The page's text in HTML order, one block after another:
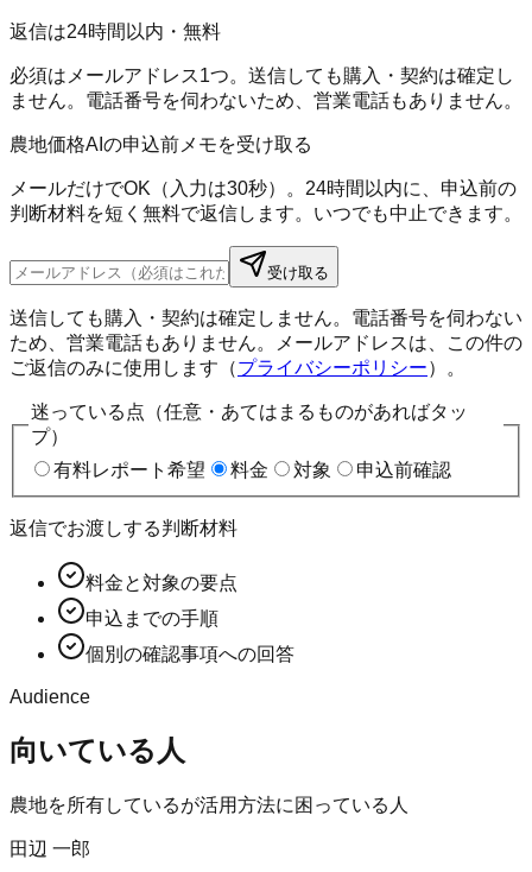
返信は24時間以内・無料
必須はメールアドレス1つ。送信しても購入・契約は確定し
ません。電話番号を伺わないため、営業電話もありません。
農地価格AIの申込前メモを受け取る
メールだけでOK（入力は30秒）。24時間以内に、申込前の
判断材料を短く無料で返信します。いつでも中止できます。
受け取る
送信しても購入・契約は確定しません。電話番号を伺わない
ため、営業電話もありません。メールアドレスは、この件の
ご返信のみに使用します（プライバシーポリシー）。
迷っている点（任意・あてはまるものがあればタッ
プ）
有料レポート希望
料金 対象 申込前確認
返信でお渡しする判断材料
料金と対象の要点
申込までの手順
個別の確認事項への回答
Audience
向いている人
農地を所有しているが活用方法に困っている人
田辺 一郎